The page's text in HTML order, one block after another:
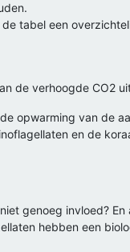
tabel een
de verhoogde CO2
opwarming van de
en de
genoeg invloed?
hebben een